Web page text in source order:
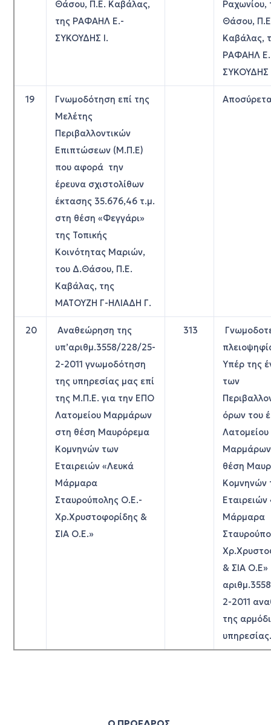
Θάσου, Π.Ε. Καβάλας,
της ΡΑΦΑΗΛ Ε.-
ΣΥΚΟΥΔΗΣ Ι.
Ραχωνίου,
Θάσου,
Καβάλας,
ΡΑΦΑΗΛ
ΣΥΚΟΥΔΗΣ
19
Γνωμοδότηση επί της
Μελέτης
Περιβαλλοντικών
Επιπτώσεων (Μ.Π.Ε)
που αφορά την
έρευνα σχιστολίθων
έκτασης 35.676,46 τ.μ.
στη θέση «Φεγγάρι»
της Τοπικής
Κοινότητας Μαριών,
του Δ.Θάσου, Π.Ε.
Καβάλας, της
ΜΑΤΟΥΖΗ Γ-ΗΛΙΑΔΗ Γ.
20
Αναθεώρηση της
υπ’αριθμ.3558/228/25-
2-2011 γνωμοδότηση
της υπηρεσίας μας επί
της Μ.Π.Ε. για την ΕΠΟ
Λατομείου Μαρμάρων
στη θέση Μαυρόρεμα
Κομνηνών των
Εταιρειών «Λευκά
Μάρμαρα
Σταυρούπολης Ο.Ε.-
Χρ.Χρυστοφορίδης &
ΣΙΑ Ο.Ε.»
313
Υπέρ της
των
όρων του
Λατομείου
θέση
Κομνηνών
Μάρμαρα
& ΣΙΑ Ο.Ε»
2-2011
της